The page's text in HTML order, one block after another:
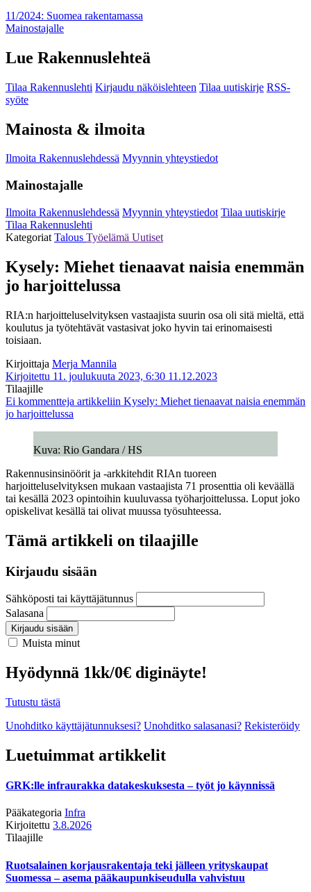
11/2024: Suomea rakentamassa
Mainostajalle
Lue Rakennuslehteä
Tilaa Rakennuslehti Kirjaudu näköislehteen Tilaa uutiskirje RSS-
syöte
Mainosta & ilmoita
Ilmoita Rakennuslehdessä Myynnin yhteystiedot
Mainostajalle
Ilmoita Rakennuslehdessä Myynnin yhteystiedot Tilaa uutiskirje
Tilaa Rakennuslehti
Kategoriat Talous Työelämä Uutiset
Kysely: Miehet tienaavat naisia enemmän
jo harjoittelussa
RIA:n harjoitteluselvityksen vastaajista suurin osa oli sitä mieltä, että
koulutus ja työtehtävät vastasivat joko hyvin tai erinomaisesti
toisiaan.
Kirjoittaja Merja Mannila
Kirjoitettu 11. joulukuuta 2023, 6:30 11.12.2023
Tilaajille
Ei kommentteja artikkeliin Kysely: Miehet tienaavat naisia enemmän
jo harjoittelussa
Kuva: Rio Gandara / HS
Rakennusinsinöörit ja -arkkitehdit RIAn tuoreen
harjoitteluselvityksen mukaan vastaajista 71 prosenttia oli keväällä
tai kesällä 2023 opintoihin kuuluvassa työharjoittelussa. Loput joko
opiskelivat kesällä tai olivat muussa työsuhteessa.
Tämä artikkeli on tilaajille
Kirjaudu sisään
Sähköposti tai käyttäjätunnus
Salasana
Kirjaudu sisään
Muista minut
Hyödynnä 1kk/0€ diginäyte!
Tutustu tästä
Unohditko käyttäjätunnuksesi? Unohditko salasanasi? Rekisteröidy
Luetuimmat artikkelit
GRK:lle infraurakka datakeskuksesta – työt jo käynnissä
Pääkategoria Infra
Kirjoitettu 3.8.2026
Tilaajille
Ruotsalainen korjausrakentaja teki jälleen yrityskaupat
Suomessa – asema pääkaupunkiseudulla vahvistuu